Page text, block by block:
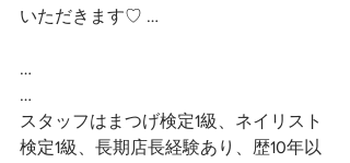
いただきます♡ …
…
…
スタッフはまつげ検定1級、ネイリスト
検定1級、長期店長経験あり、歴10年以